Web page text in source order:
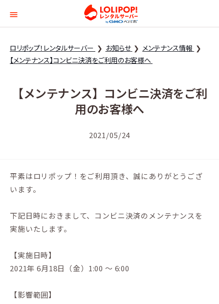
ロリポップ！レンタル
ロリポップ！レンタルサーバー お知らせ
メンテナンス情報
【メンテナンス】コンビニ決済をご利用のお客様へ
【メンテナンス】コンビニ決済をご利
用のお客様へ
2021/05/24
平素はロリポップ！をご利用頂き、誠にありがとうござ
います。
下記日時におきまして、コンビニ決済のメンテナンスを
実施いたします。
【実施日時】
2021年 6月18日（金）1:00 〜 6:00
【影響範囲】